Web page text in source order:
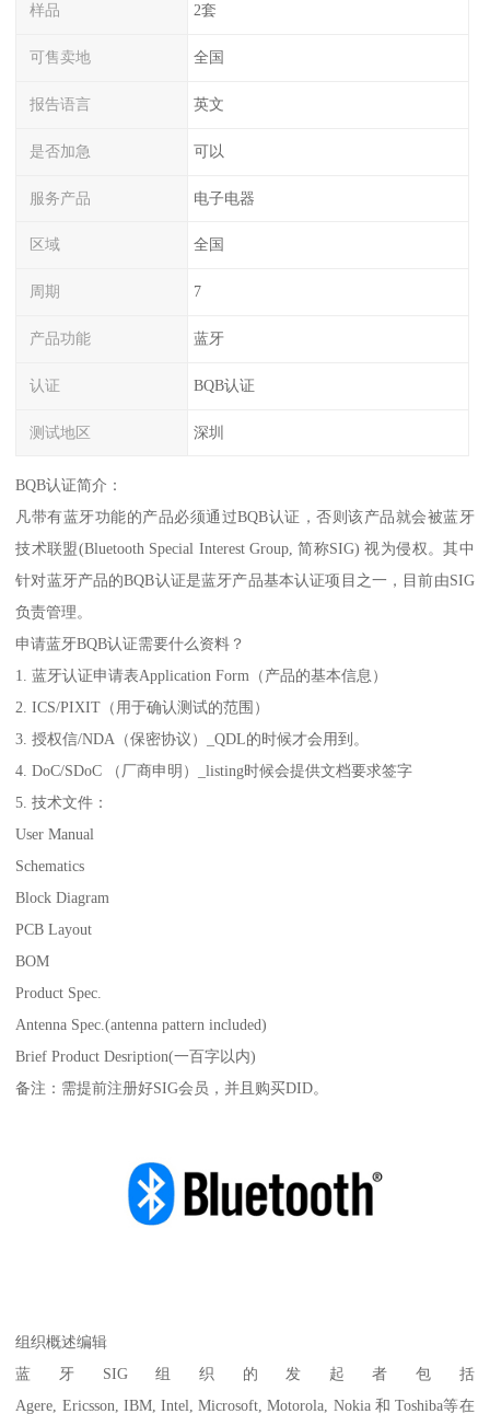
样品 2套
可售卖地 全国
报告语言 英文
是否加急 可以
服务产品 电子电器
区域 全国
周期 7
产品功能 蓝牙
认证 BQB认证
测试地区 深圳
BQB认证简介：
凡带有蓝牙功能的产品必须通过BQB认证，否则该产品就会被蓝牙
技术联盟(Bluetooth Special Interest Group, 简称SIG) 视为侵权。其中
针对蓝牙产品的BQB认证是蓝牙产品基本认证项目之一，目前由SIG
负责管理。
申请蓝牙BQB认证需要什么资料？
1. 蓝牙认证申请表Application Form（产品的基本信息）
2. ICS/PIXIT（用于确认测试的范围）
3. 授权信/NDA（保密协议）_QDL的时候才会用到。
4. DoC/SDoC （厂商申明）_listing时候会提供文档要求签字
5. 技术文件：
User Manual
Schematics
Block Diagram
PCB Layout
BOM
Product Spec.
Antenna Spec.(antenna pattern included)
Brief Product Desription(一百字以内)
备注：需提前注册好SIG会员，并且购买DID。
组织概述编辑
蓝牙SIG组织的发起者包括
Agere, Ericsson, IBM, Intel, Microsoft, Motorola, Nokia 和 Toshiba等在